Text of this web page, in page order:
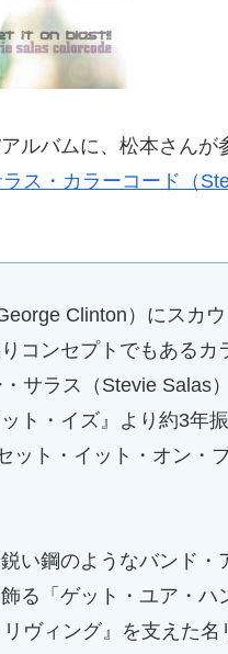
ルバムに、松本さんが
ス・カラーコード（
Clinton）にスカ
コンセプトでもあるカ
サラス（Stevie Salas
ト・イズ』より約3年
ト・イット・オン・
い鋼のようなバンド・
る「ゲット・ユア・ハ
ヴィング』を支えた名